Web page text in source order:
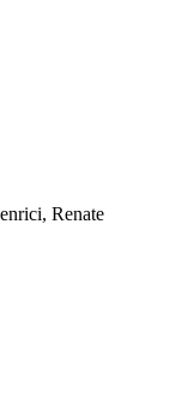
e.V.
Renate